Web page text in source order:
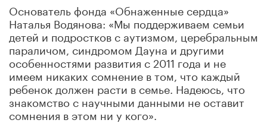
Основатель фонда «Обнаженные сердца»
Наталья Водянова: «Мы поддерживаем семьи
детей и подростков с аутизмом, церебральным
параличом, синдромом Дауна и другими
особенностями развития с 2011 года и не
имеем никаких сомнение в том, что каждый
ребенок должен расти в семье. Надеюсь, что
знакомство с научными данными не оставит
сомнения в этом ни у кого».